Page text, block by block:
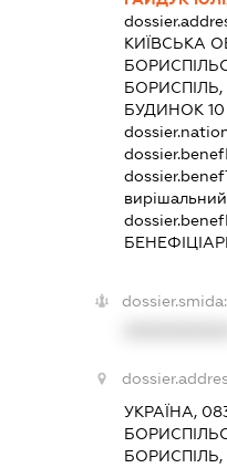
КИЇВСЬКА
БУДИНОК 10
dossier.smida:
УКРАЇНА,
БОРИСПІЛЬ,